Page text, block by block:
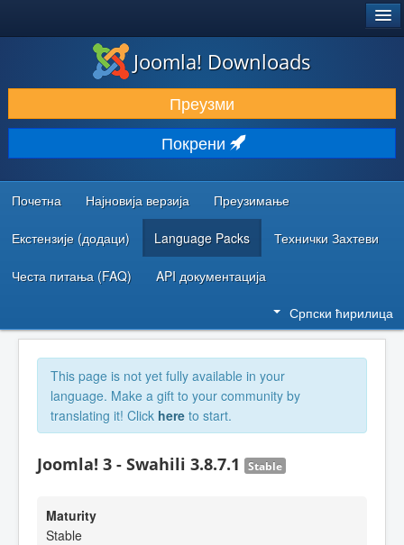
ПРЕУЗИМАЊЕ И ПРОШИРЕЊА (ЕКСТЕНЗИЈЕ)
ОТКРИЈТЕ И НАУЧИТЕ
ЗАЈЕДНИЦА И ПОДРШКА
РЕСУРСИ ЗА РАЗВОЈ
Joomla! Downloads
Преузми
Покрени
Почетна Најновија верзија Преузимање
Екстензије (додаци) Language Packs Технички Захтеви
Честа питања (FAQ) API документација
Српски ћирилица
This page is not yet fully available in your
language. Make a gift to your community by
translating it! Click here to start.
Joomla! 3 - Swahili 3.8.7.1 Stable
Maturity
Stable